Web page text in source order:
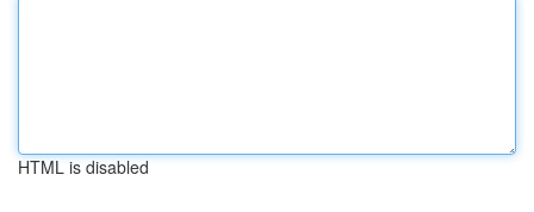
HTML is disabled